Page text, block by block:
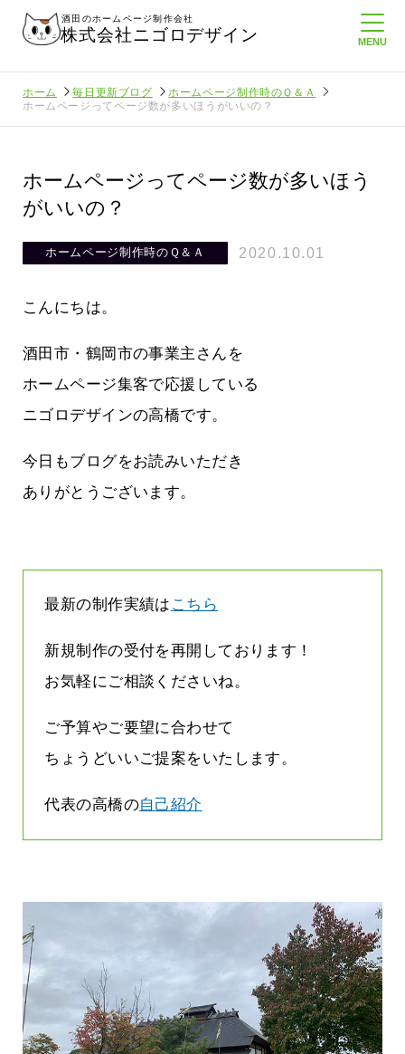
酒田のホームページ制作会社
株式会社ニゴロデザイン
ホーム 毎日更新ブログ
ホームページ制作時のＱ＆Ａ
ホームページってページ数が多いほうがいいの？
ホームページってページ数が多いほう
がいいの？
ホームページ制作時のＱ＆Ａ 2020.10.01
こんにちは。
酒田市・鶴岡市の事業主さんを
ホームページ集客で応援している
ニゴロデザインの高橋です。
今日もブログをお読みいただき
ありがとうございます。
最新の制作実績は こちら
新規制作の受付を再開しております！
お気軽にご相談くださいね。
ご予算やご要望に合わせて
ちょうどいいご提案をいたします。
代表の高橋の自己紹介
信を持
んです
ニゴロ通信８月号が届きました！まも
なくまちがい探しが変わります
2026.07.27